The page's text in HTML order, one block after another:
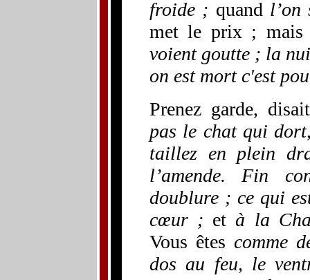
froide ; quand l’on
met le prix ; mais
voient goutte ; la
on est mort c'est
Prenez garde,
pas le chat qui
taillez en plein
l’amende. Fin
doublure ; ce qui
cœur ; età la
Vous êtes comme
dos au feu, le